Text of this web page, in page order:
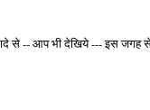
से -- आप भी देखिये --- इस जगह